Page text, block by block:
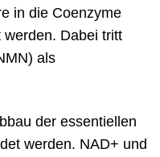
in die Coenzyme
Dabei tritt
als
der essentiellen
werden. NAD+ und